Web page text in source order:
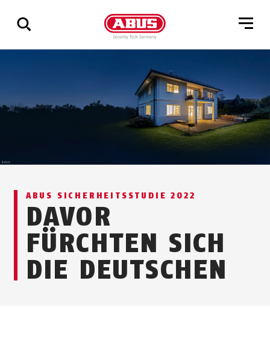
Ergebnisse
ABUS SICHERHEITS­STUDIE 2022
DAVOR
FÜRCHTEN SICH
DIE DEUTSCHEN